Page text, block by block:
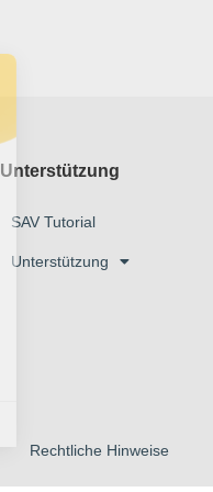
Unterstützung
SAV Tutorial
Unterstützung
Rechtliche Hinweise